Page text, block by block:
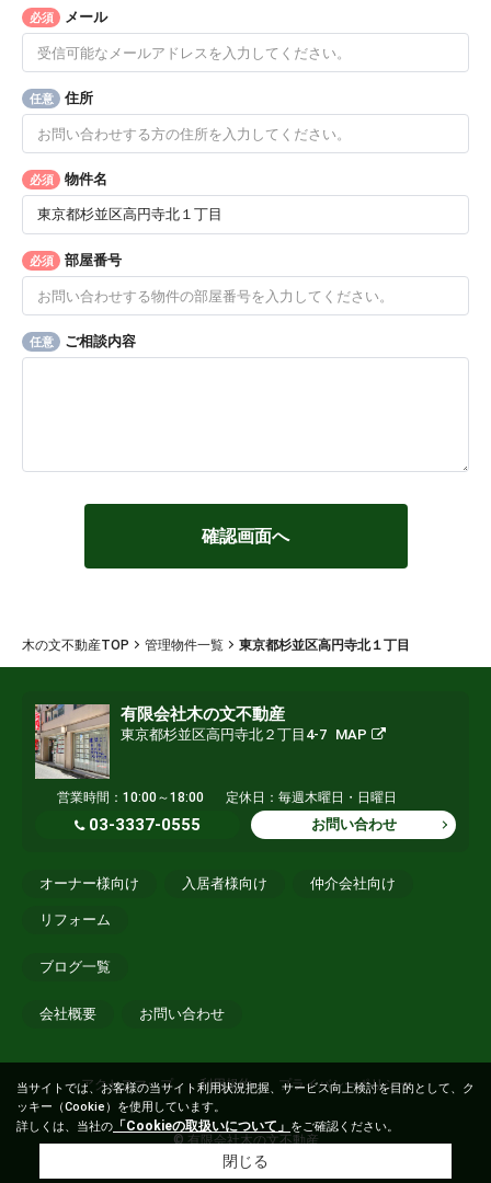
必須 メール
任意 住所
必須 物件名
必須 部屋番号
任意 ご相談内容
木の文不動産TOP 管理物件一覧 東京都杉並区高円寺北１丁目
有限会社木の文不動産
東京都杉並区高円寺北２丁目4-7 MAP
営業時間：10:00～18:00 定休日：毎週木曜日・日曜日
03-3337-0555 お問い合わせ
オーナー様向け 入居者様向け 仲介会社向け
リフォーム
ブログ一覧
会社概要 お問い合わせ
アクセスマップ 利用規約 プライバシーポリシー
© 有限会社木の文不動産
当サイトでは、お客様の当サイト利用状況把握、サービス向上検討を目的として、ク
ッキー（Cookie）を使用しています。
詳しくは、当社の 「Cookieの取扱いについて」 をご確認ください。
閉じる